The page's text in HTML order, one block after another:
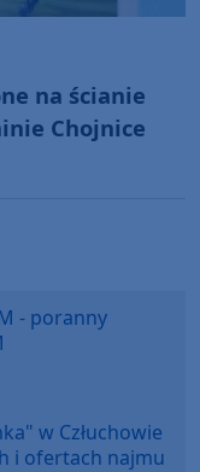
na ścianie
Chojnice
stronastrona
- poranny
w Człuchowie
i ofertach najmu